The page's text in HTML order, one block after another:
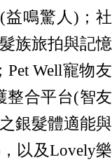
益鳴驚人)；社
族旅拍與記憶
Well寵物友
整合平台(智友
銀髮體適能與
以及Lovely樂